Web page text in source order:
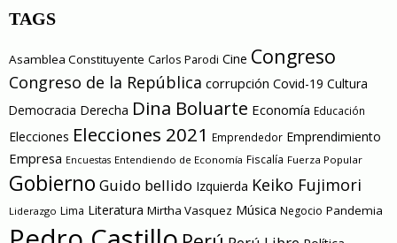
TAGS
Asamblea Constituyente Carlos Parodi Cine Congreso
Congreso de la República corrupción Covid-19 Cultura
Democracia Derecha Dina Boluarte Economía Educación
Elecciones Elecciones 2021 Emprendedor Emprendimiento
Empresa Encuestas Entendiendo de Economía Fiscalía Fuerza Popular
Gobierno Guido bellido Izquierda Keiko Fujimori
Liderazgo Lima Literatura Mirtha Vasquez Música Negocio Pandemia